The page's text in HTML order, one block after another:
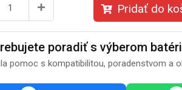
Pridať do
poradiť s výberom
pomoc s kompatibilitou, poradenstvom a